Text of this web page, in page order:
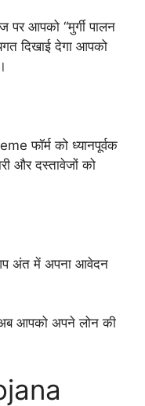
पर आपको “मुर्गी पालन
दिखाई देगा आपको
फॉर्म को ध्यानपूर्वक
और दस्तावेजों को
अंत में अपना आवेदन
आपको अपने लोन की